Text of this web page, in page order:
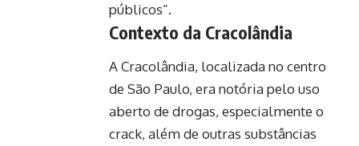
públicos”.
Contexto da Cracolândia
A Cracolândia, localizada no centro
de São Paulo, era notória pelo uso
aberto de drogas, especialmente o
crack, além de outras substâncias